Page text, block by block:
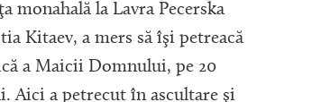
monahală la Lavra Pecerska
Kitaev, a mers să îşi petreacă
a Maicii Domnului, pe 20
Aici a petrecut în ascultare şi